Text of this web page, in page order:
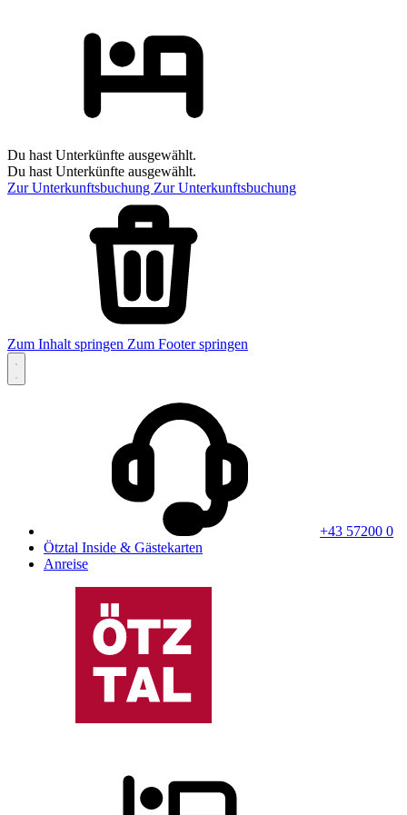
Du hast Unterkünfte ausgewählt.
Du hast Unterkünfte ausgewählt.
Zur Unterkunftsbuchung Zur Unterkunftsbuchung
Zum Inhalt springen Zum Footer springen
+43 57200 0
Ötztal Inside & Gästekarten
Anreise